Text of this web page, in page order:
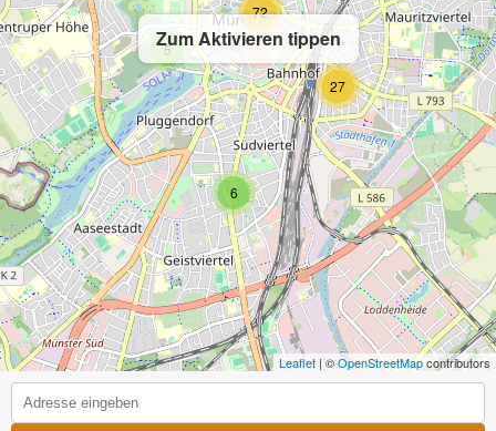
Zum Aktivieren tippen
6
27
5
72
Leaflet | ©OpenStreetMapcontributors